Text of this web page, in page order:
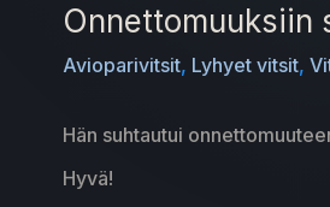
Onnettomuuksiin
Avioparivitsit, Lyhyet vitsit,
Hän suhtautui
Hyvä!